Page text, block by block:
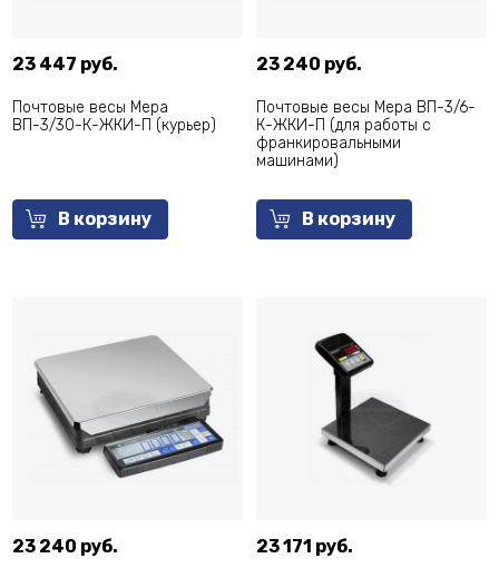
23 447 руб.
Почтовые весы Мера
ВП-3/30-К-ЖКИ-П (курьер)
В корзину
23 240 руб.
Почтовые весы Мера ВП-3/6-
К-ЖКИ-П (для работы с
франкировальными
машинами)
В корзину
23 240 руб. 23 171 руб.